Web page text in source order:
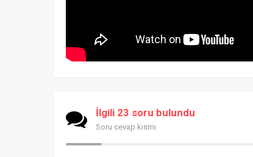
İlgili 23 soru bulundu
Soru cevap kısmı